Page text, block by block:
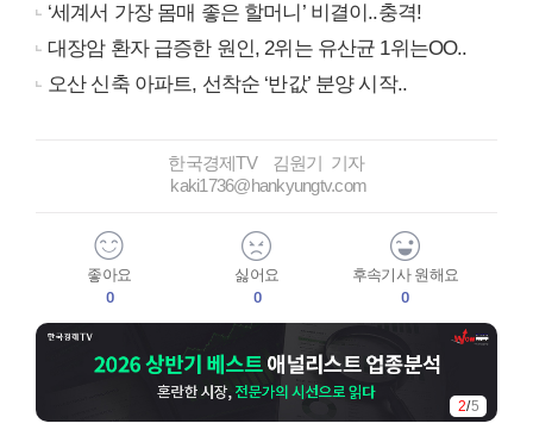
‘세계서 가장 몸매 좋은 할머니’ 비결이..충격!
대장암 환자 급증한 원인, 2위는 유산균 1위는OO..
오산 신축 아파트, 선착순 ‘반값’ 분양 시작..
한국경제TV 김원기 기자
kaki1736@hankyungtv.com
좋아요
0
싫어요
0
후속기사 원해요
0
2/5